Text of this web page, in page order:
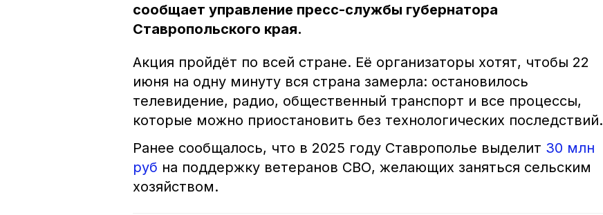
сообщает управление пресс-службы губернатора
Ставропольского края.
Акция пройдёт по всей стране. Её организаторы хотят, чтобы 22
июня на одну минуту вся страна замерла: остановилось
телевидение, радио, общественный транспорт и все процессы,
которые можно приостановить без технологических последствий.
Ранее сообщалось, что в 2025 году Ставрополье выделит 30 млн
руб на поддержку ветеранов СВО, желающих заняться сельским
хозяйством.